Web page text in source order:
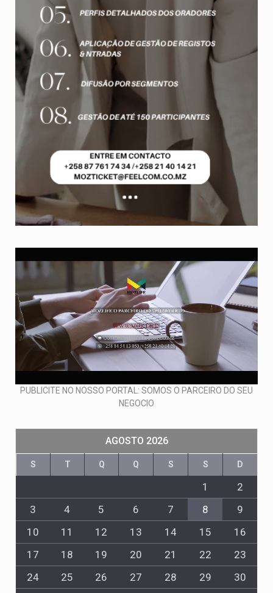
PUBLICITE NO NOSSO PORTAL: SOMOS O PARCEIRO DO SEU
NEGOCIO
AGOSTO 2026
S T Q Q S S D
1
2
3
4 5 6 7 8
9
10
11 12 13 14 15
16
17
18 19 20 21 22
23
24
25 26 27 28 29
30